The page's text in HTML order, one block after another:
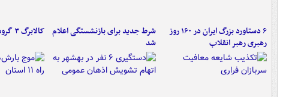
۶ دستاورد بزرگ ایران در ۱۶۰ روز
رهبری رهبر انقلاب
شرط جدید برای بازنشستگی اعلام
شد
کالابرگ ۳ گروه شارژ شد